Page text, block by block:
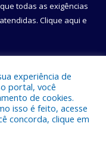
todas as exigências
Clique aqui e
Municipal de Belém.
experiência de
portal, você
de cookies.
isso é feito, acesse
concorda, clique em